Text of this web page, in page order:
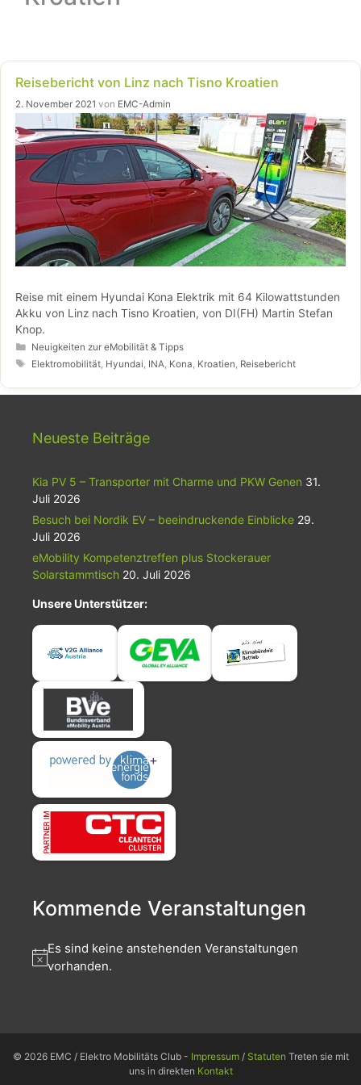
Reisebericht von Linz nach Tisno Kroatien
2. November 2021 von EMC-Admin
Reise mit einem Hyundai Kona Elektrik mit 64 Kilowattstunden
Akku von Linz nach Tisno Kroatien, von DI(FH) Martin Stefan
Knop.
Kategorien
Neuigkeiten zur eMobilität & Tipps
Schlagwörter
Elektromobilität, Hyundai, INA, Kona, Kroatien, Reisebericht
Neueste Beiträge
Kia PV 5 – Transporter mit Charme und PKW Genen 31.
Juli 2026
Besuch bei Nordik EV – beeindruckende Einblicke 29.
Juli 2026
eMobility Kompetenztreffen plus Stockerauer
Solarstammtisch 20. Juli 2026
Unsere Unterstützer:
Kommende Veranstaltungen
Es sind keine anstehenden Veranstaltungen
vorhanden.
© 2026 EMC / Elektro Mobilitäts Club - Impressum/ Statuten Treten sie mit
uns in direkten Kontakt